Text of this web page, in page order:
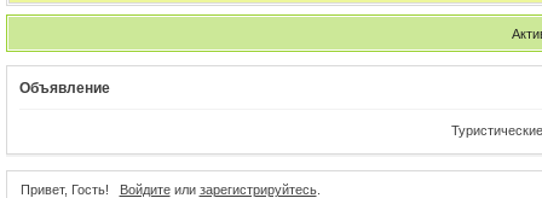
Объявление
Туристические
Привет, Гость! Войдитеили зарегистрируйтесь.